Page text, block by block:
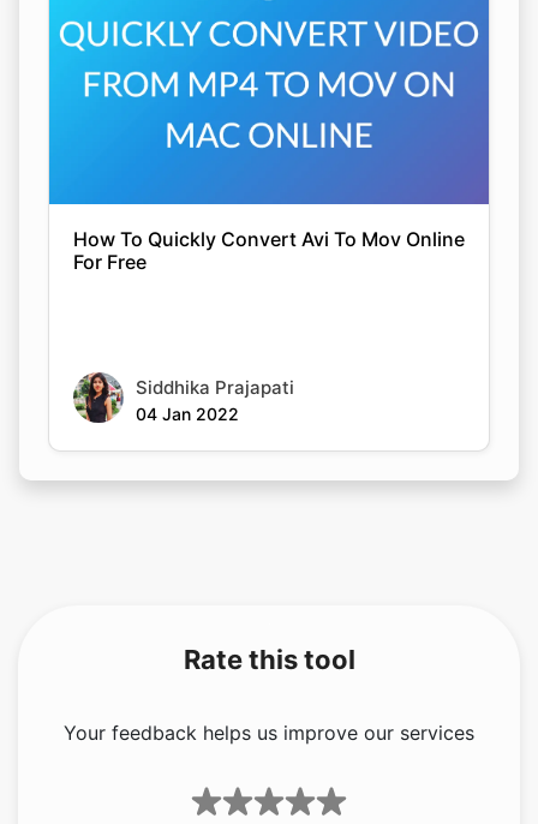
How To Quickly Convert Avi To Mov Online
For Free
Siddhika Prajapati
04 Jan 2022
Rate this tool
Your feedback helps us improve our services